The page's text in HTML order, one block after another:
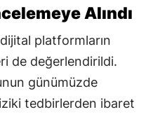
Alındı
platformların
de değerlendirildi.
günümüzde
tedbirlerden ibaret